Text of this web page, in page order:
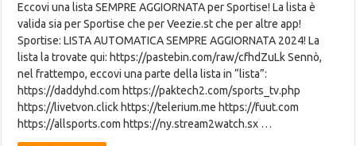
Eccovi una lista SEMPRE AGGIORNATA per Sportise! La lista è
valida sia per Sportise che per Veezie.st che per altre app!
Sportise: LISTA AUTOMATICA SEMPRE AGGIORNATA 2024! La
lista la trovate qui: https://pastebin.com/raw/cfhdZuLk Sennò,
nel frattempo, eccovi una parte della lista in “lista”:
https://daddyhd.com https://paktech2.com/sports_tv.php
https://livetvon.click https://telerium.me https://fuut.com
https://allsports.com https://ny.stream2watch.sx …